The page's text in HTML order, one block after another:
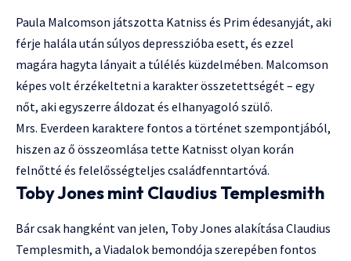
Paula Malcomson játszotta Katniss és Prim édesanyját, aki
férje halála után súlyos depresszióba esett, és ezzel
magára hagyta lányait a túlélés küzdelmében. Malcomson
képes volt érzékeltetni a karakter összetettségét – egy
nőt, aki egyszerre áldozat és elhanyagoló szülő.
Mrs. Everdeen karaktere fontos a történet szempontjából,
hiszen az ő összeomlása tette Katnisst olyan korán
felnőtté és felelősségteljes családfenntartóvá.
Toby Jones mint Claudius Templesmith
Bár csak hangként van jelen, Toby Jones alakítása Claudius
Templesmith, a Viadalok bemondója szerepében fontos